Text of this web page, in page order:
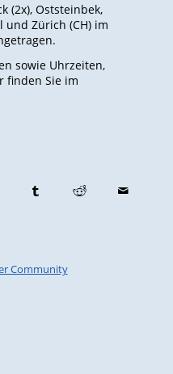
(2x), Oststeinbek,
und Zürich (CH) im
sowie Uhrzeiten,
finden Sie im
Community